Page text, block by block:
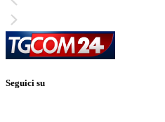
Seguici su